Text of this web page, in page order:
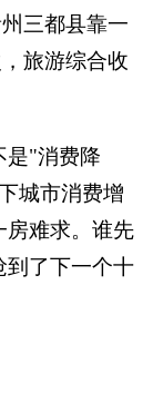
三都县靠一
旅游综合收
是"消费降
城市消费增
房难求。谁先
到了下一个十